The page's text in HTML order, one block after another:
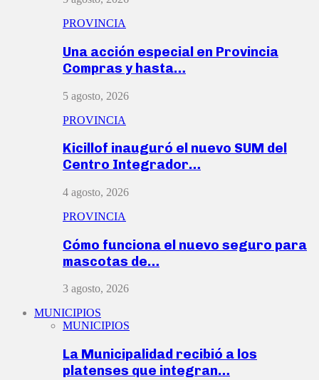
PROVINCIA
Una acción especial en Provincia
Compras y hasta…
5 agosto, 2026
PROVINCIA
Kicillof inauguró el nuevo SUM del
Centro Integrador…
4 agosto, 2026
PROVINCIA
Cómo funciona el nuevo seguro para
mascotas de…
3 agosto, 2026
MUNICIPIOS
MUNICIPIOS
La Municipalidad recibió a los
platenses que integran…